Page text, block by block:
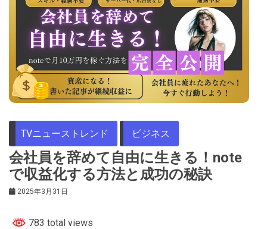
TVニューストレンド ビジネス
会社員を辞めて自由に生きる！note
で収益化する方法と成功の秘訣
2025年3月31日
783 total views